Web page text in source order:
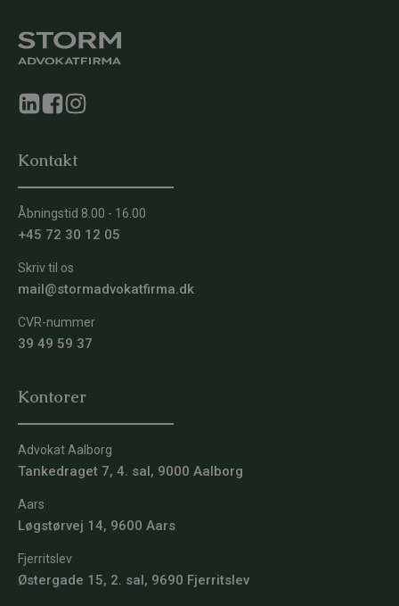
Kontakt
Åbningstid 8.00 - 16.00
+45 72 30 12 05
Skriv til os
mail@stormadvokatfirma.dk
CVR-nummer
39 49 59 37
Kontorer
Advokat Aalborg
Tankedraget 7, 4. sal, 9000 Aalborg
Aars
Løgstørvej 14, 9600 Aars
Fjerritslev
Østergade 15, 2. sal, 9690 Fjerritslev